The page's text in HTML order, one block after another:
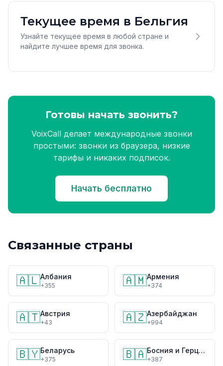
Текущее время в Бельгия
Узнайте текущее время в любой стране и
найдите лучшее время для звонка.
Готовы начать звонить?
VoixCall делает международные звонки
простыми: звонки из браузера, низкие
тарифы и никаких подписок.
Начать бесплатно
Связанные страны
🇦🇱Албания
+355 🇦🇲Армения
+374
🇦🇹Австрия
+43 🇦🇿Азербайджан
+994
🇧🇾Беларусь
+375 🇧🇦 Босния и Герцеговина
+387